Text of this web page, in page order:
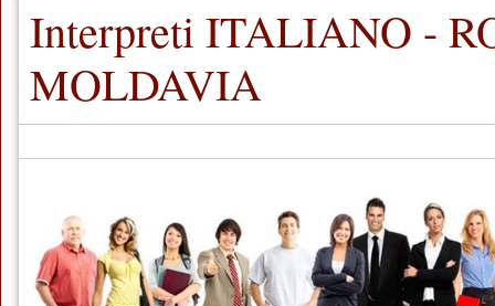
Interpreti ITALIANO -
MOLDAVIA